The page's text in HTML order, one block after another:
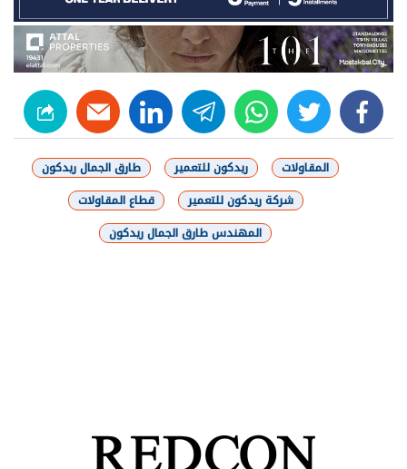
facebook
twitter
whats
telegram
linkedin
المقاولات ريدكون للتعمير
طارق الجمال ريدكون
شركة ريدكون للتعمير
قطاع المقاولات
المهندس طارق الجمال ريدكون